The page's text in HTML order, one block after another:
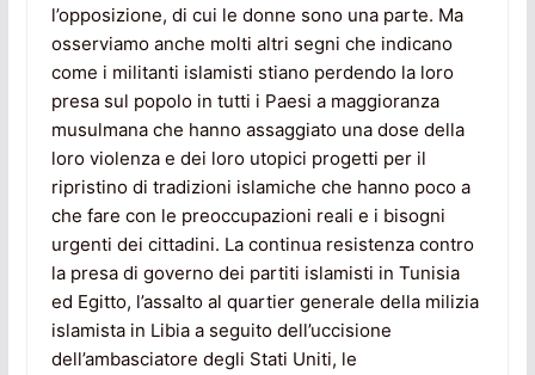
l’opposizione, di cui le donne sono una parte. Ma
osserviamo anche molti altri segni che indicano
come i militanti islamisti stiano perdendo la loro
presa sul popolo in tutti i Paesi a maggioranza
musulmana che hanno assaggiato una dose della
loro violenza e dei loro utopici progetti per il
ripristino di tradizioni islamiche che hanno poco a
che fare con le preoccupazioni reali e i bisogni
urgenti dei cittadini. La continua resistenza contro
la presa di governo dei partiti islamisti in Tunisia
ed Egitto, l’assalto al quartier generale della milizia
islamista in Libia a seguito dell’uccisione
dell’ambasciatore degli Stati Uniti, le